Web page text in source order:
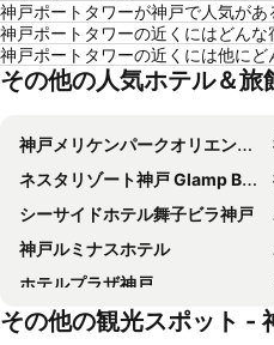
神戸ポートタワーが神戸で人気があ
神戸ポートタワーの近くにはどんな
神戸ポートタワーの近くには他に
その他の人気ホテル＆旅
神戸メリケンパークオリエンタルホテル
ネスタリゾート神戸 Glamp Bbq Park
シーサイドホテル舞子ビラ神戸
神戸ルミナスホテル
ホテルプラザ神戸
センチュリオンホテルグランド神戸駅前
その他の観光スポット -